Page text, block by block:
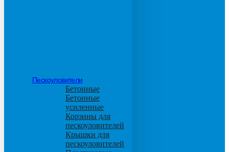
Пескоуловители
Бетонные
Бетонные
усиленные
Корзины для
пескоуловителей
Крышки для
пескоуловителей